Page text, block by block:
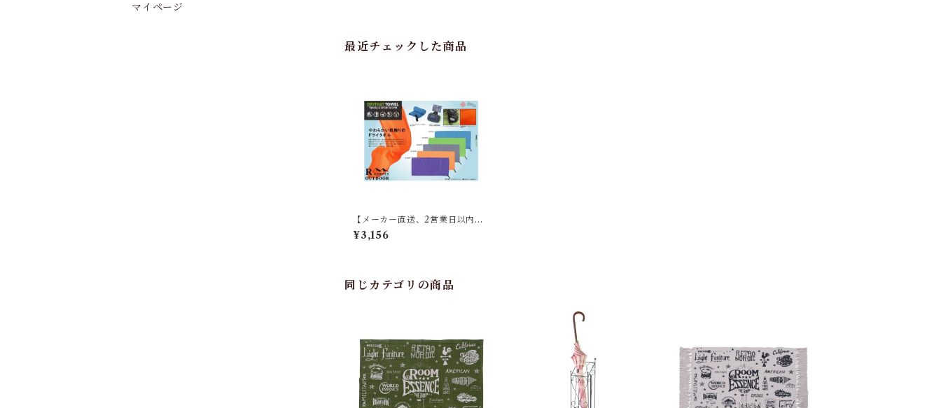
最近チェックした商品
【メーカー直送、2営業日以内に
発送】東谷 ドライタオル GLS-8
01 約40×80 ブルー／グリーン／
¥3,156
同じカテゴリの商品
マイページ